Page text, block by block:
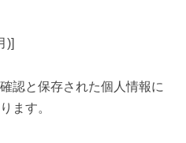
)]
認と保存された個人情報に
ます。